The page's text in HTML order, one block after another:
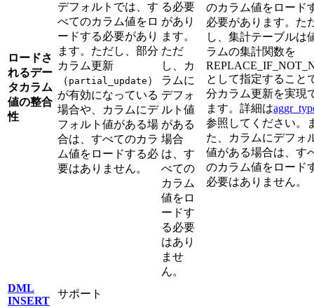
ロードさ
れるデー
タカラム
値の整合
性
デフォルトでは、す
べてのカラム値をロ
ードする必要があり
ます。ただし、部分
カラム更新
（ partial_update ）
が有効になっている
場合や、カラムにデ
フォルト値がある場
合は、すべてのカラ
ム値をロードする必
要はありません。
る必要
があり
ます。
ただ
し、カ
ラムに
デフォ
ルト値
がある
場合
は、す
べての
カラム
値をロ
ードす
る必要
はあり
ませ
ん。
のカラム値をロード
必要があります。た
し、集計テーブルは
ラムの集計関数を
として指定すること
分カラム更新を実現
ます。詳細は
参照してください。
た、カラムにデフォ
値がある場合は、す
のカラム値をロード
必要はありません。
DML
INSERT
サポート